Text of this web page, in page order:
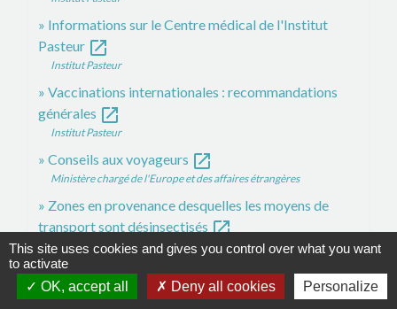
Informations sur le Centre médical de l'Institut
Pasteur open_in_new
Institut Pasteur
Vaccinations internationales : recommandations
générales open_in_new
Institut Pasteur
Conseils aux voyageurs open_in_new
Ministère chargé de l'Europe et des affaires étrangères
Zones en provenance desquelles les moyens de
transport sont désinsectisés open_in_new
Legifrance
Signaler une erreur sur cette page
This site uses cookies and gives you control over what you want
to activate
OK, accept all
Deny all cookies Personalize